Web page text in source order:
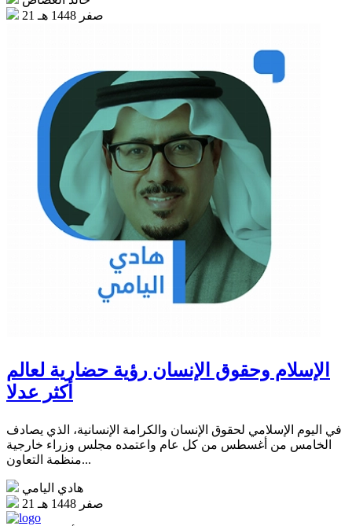
21 صفر 1448 هـ
الإسلام وحقوق الإنسان رؤية حضارية لعالم
أكثر عدلا
في اليوم الإسلامي لحقوق الإنسان والكرامة الإنسانية، الذي يصادف
الخامس من أغسطس من كل عام واعتمده مجلس وزراء خارجية
منظمة التعاون...
هادي اليامي
21 صفر 1448 هـ